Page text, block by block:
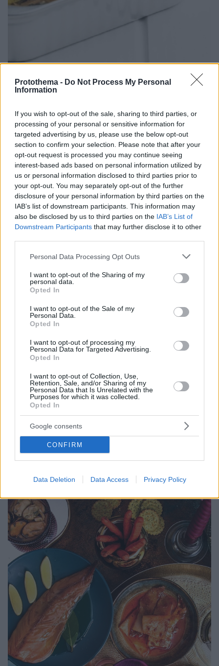
Protothema - Do Not Process My Personal
Information
If you wish to opt-out of the sale, sharing to third parties, or
processing of your personal or sensitive information for
targeted advertising by us, please use the below opt-out
section to confirm your selection. Please note that after your
opt-out request is processed you may continue seeing
interest-based ads based on personal information utilized by
us or personal information disclosed to third parties prior to
your opt-out. You may separately opt-out of the further
disclosure of your personal information by third parties on the
IAB’s list of downstream participants. This information may
also be disclosed by us to third parties on the IAB’s List of
Downstream Participants that may further disclose it to other
Please note that this website/app uses one or more Google
not limited to your visit or usage behaviour. You may click to
grant or deny consent to Google and its third-party tags to
use your data for below specified purposes in below Google
consent section.
Personal Data Processing Opt Outs
I want to opt-out of the Sharing of my
personal data.
Opted In
I want to opt-out of the Sale of my
Personal Data.
Opted In
I want to opt-out of processing my
Personal Data for Targeted Advertising.
Opted In
I want to opt-out of Collection, Use,
Retention, Sale, and/or Sharing of my
Personal Data that Is Unrelated with the
Purposes for which it was collected.
Opted In
Google consents
CONFIRM
Data Deletion Data Access Privacy Policy
οξύρρυγχος, μαρινάτο λαβράκι
Από τις περιοχές του Πόντου μέχρι την Κρήτη, από το
Ιόνιο μέχρι τα παράλια της Μικράς Ασίας, όπου
«μυρίζει Ελλάδα», σερβίρονται αντζούγιες, σαρδέλες,
ρέγκες ...
05.08.2025, 12:30
Πώς τα αλίπαστα γίνονται food trend χάρη στο TikTok
Πώς γίνεται τα αλίπαστα να κερδίζουν τώρα τη
δημοφιλία που τους αξίζει, ενώ βρίσκονται στα ράφια
των σούπερ μάρκετ εδώ και δεκαετίες και απλώς τα
προσπερνάμε;
10.06.2023, 12:00